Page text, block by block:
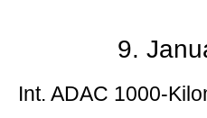
9.
Int. ADAC 1000-